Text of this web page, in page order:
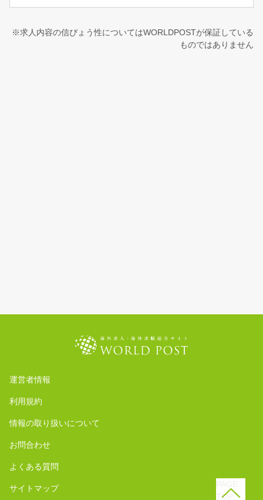
※求人内容の信ぴょう性についてはWORLDPOSTが保証している
ものではありません
TOP
運営者情報
利用規約
情報の取り扱いについて
お問合わせ
よくある質問
サイトマップ